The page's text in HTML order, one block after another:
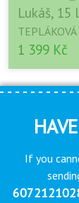
Lukáš, 15
TEPLÁKOVÁ
1 399 Kč
If you